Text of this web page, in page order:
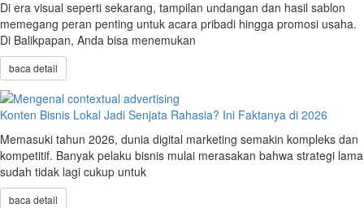
Di era visual seperti sekarang, tampilan undangan dan hasil sablon
memegang peran penting untuk acara pribadi hingga promosi usaha.
Di Balikpapan, Anda bisa menemukan
baca detail
Konten Bisnis Lokal Jadi Senjata Rahasia? Ini Faktanya di 2026
Memasuki tahun 2026, dunia digital marketing semakin kompleks dan
kompetitif. Banyak pelaku bisnis mulai merasakan bahwa strategi lama
sudah tidak lagi cukup untuk
baca detail